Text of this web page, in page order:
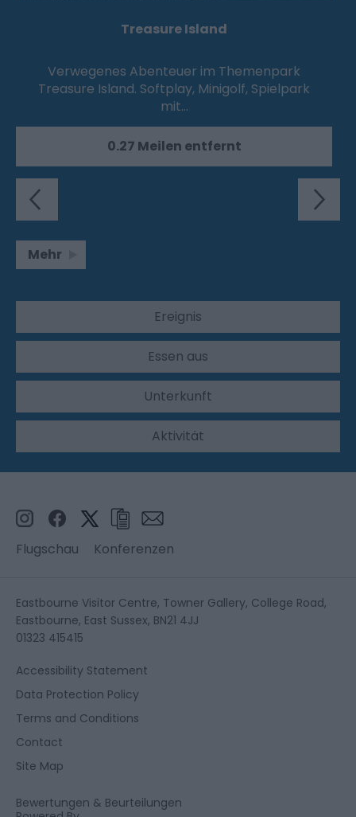
Treasure Island
Verwegenes Abenteuer im Themenpark
Treasure Island. Softplay, Minigolf, Spielpark
mit…
0.27 Meilen entfernt
Mehr
Ereignis
Essen aus
Unterkunft
Aktivität
Flugschau Konferenzen
Eastbourne Visitor Centre, Towner Gallery, College Road,
Eastbourne, East Sussex, BN21 4JJ
01323 415415
Accessibility Statement
Data Protection Policy
Terms and Conditions
Contact
Site Map
Bewertungen & Beurteilungen